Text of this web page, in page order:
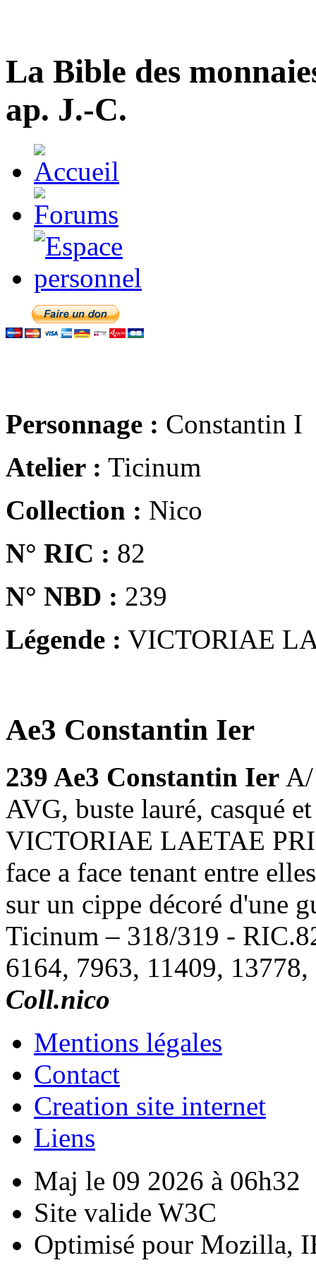
La Bible des
ap. J.-C.
Personnage : Constantin I
Atelier : Ticinum
Collection : Nico
N° RIC : 82
N° NBD : 239
Légende : VICTORIAE
Ae3 Constantin Ier
239 Ae3 Constantin Ier
AVG, buste lauré, casqué
VICTORIAE LAETAE
face a face tenant entre
sur un cippe décoré d'une
Ticinum – 318/319 -
6164, 7963, 11409,
Coll.nico
Mentions légales
Contact
Creation site internet
Liens
Maj le 09 2026 à 06h32
Site valide W3C
Optimisé pour Mozilla,